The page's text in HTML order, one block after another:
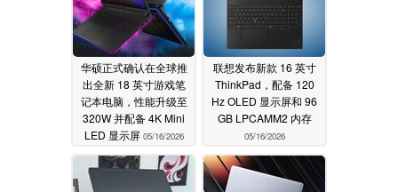
华硕正式确认在全球推
出全新 18 英寸游戏笔
记本电脑，性能升级至
320W 并配备 4K Mini
LED 显示屏 05/16/2026
联想发布新款 16 英寸
ThinkPad，配备 120
Hz OLED 显示屏和 96
GB LPCAMM2 内存
05/16/2026